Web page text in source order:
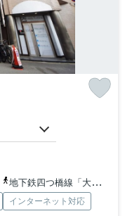
地下鉄四つ橋線「大国町」駅 徒歩5分
インターネット対応